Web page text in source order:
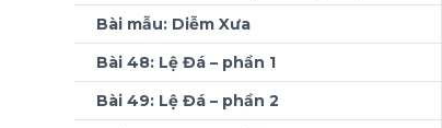
Bài mẫu: Diễm Xưa
Bài 48: Lệ Đá – phần 1
Bài 49: Lệ Đá – phần 2